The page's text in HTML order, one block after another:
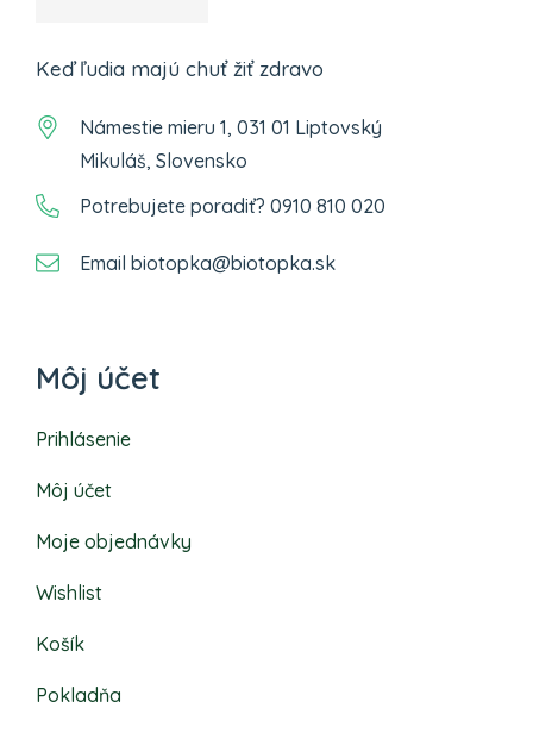
Keď ľudia majú chuť žiť zdravo
Námestie mieru 1, 031 01 Liptovský
Mikuláš, Slovensko
Potrebujete poradiť? 0910 810 020
Email biotopka@biotopka.sk
Môj účet
Prihlásenie
Môj účet
Moje objednávky
Wishlist
Košík
Pokladňa